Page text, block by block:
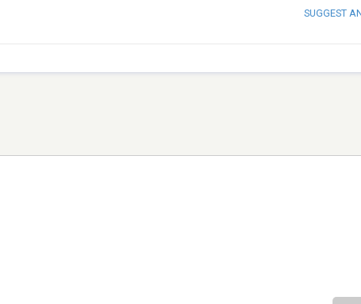
SUGGEST